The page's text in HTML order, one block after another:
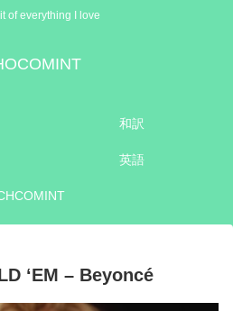
of everything I love
和訳
英語
‘EM – Beyoncé